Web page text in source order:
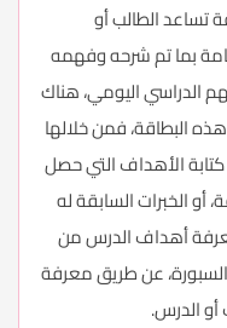
تساعد الطالب أو
بما تم شرحه وفهمه
الدراسي اليومي، هناك
البطاقة، فمن خلالها
الأهداف التي حصل
أو الخبرات السابقة له
أهداف الدرس من
عن طريق معرفة
الدرس.